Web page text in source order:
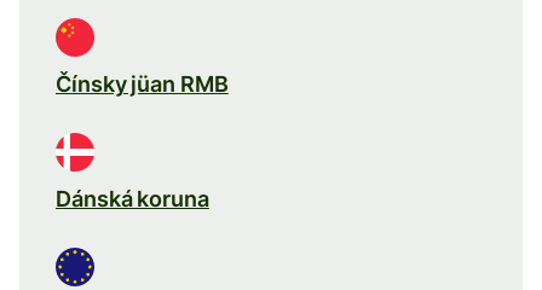
Čínsky jüan RMB
Dánská koruna